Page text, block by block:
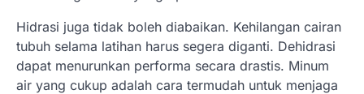
Hidrasi juga tidak boleh diabaikan. Kehilangan cairan
tubuh selama latihan harus segera diganti. Dehidrasi
dapat menurunkan performa secara drastis. Minum
air yang cukup adalah cara termudah untuk menjaga